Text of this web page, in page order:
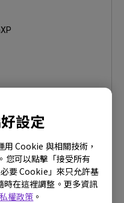
設定
Cookie 與相關技術，
您可以點擊「接受所有
要 Cookie」來只允許基
在這裡調整。更多資訊
權政策 。